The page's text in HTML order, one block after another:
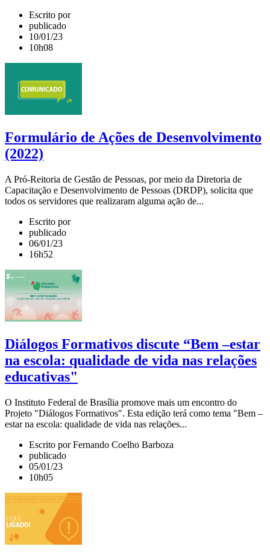
Escrito por
publicado
10/01/23
10h08
Formulário de Ações de Desenvolvimento
(2022)
A Pró-Reitoria de Gestão de Pessoas, por meio da Diretoria de
Capacitação e Desenvolvimento de Pessoas (DRDP), solicita que
todos os servidores que realizaram alguma ação de...
Escrito por
publicado
06/01/23
16h52
Diálogos Formativos discute “Bem –estar
na escola: qualidade de vida nas relações
educativas"
O Instituto Federal de Brasília promove mais um encontro do
Projeto "Diálogos Formativos". Esta edição terá como tema "Bem –
estar na escola: qualidade de vida nas relações...
Escrito por Fernando Coelho Barboza
publicado
05/01/23
10h05